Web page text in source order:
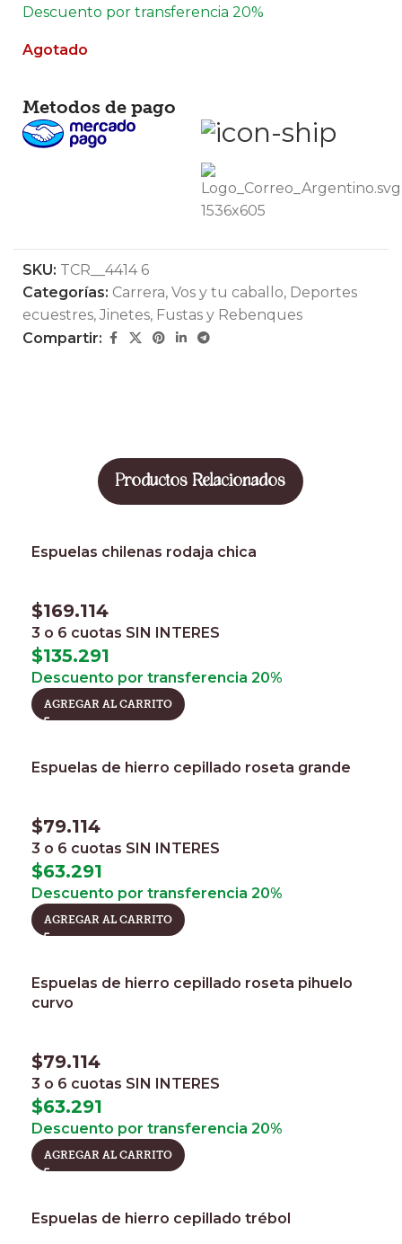
Descuento por transferencia 20%
Agotado
Metodos de pago
SKU: TCR__4414 6
Categorías: Carrera, Vos y tu caballo, Deportes
ecuestres, Jinetes, Fustas y Rebenques
Compartir:
Productos Relacionados
Espuelas chilenas rodaja chica
$169.114
3 o 6 cuotas SIN INTERES
$135.291
Descuento por transferencia 20%
AGREGAR AL CARRITO
Espuelas de hierro cepillado roseta grande
$79.114
3 o 6 cuotas SIN INTERES
$63.291
Descuento por transferencia 20%
AGREGAR AL CARRITO
Espuelas de hierro cepillado roseta pihuelo
curvo
$79.114
3 o 6 cuotas SIN INTERES
$63.291
Descuento por transferencia 20%
AGREGAR AL CARRITO
Espuelas de hierro cepillado trébol